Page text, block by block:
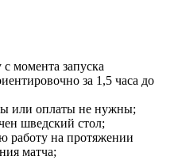
с момента запуска
за 1,5 часа до
или оплаты не нужны;
шведский стол;
работу на протяжении
матча;